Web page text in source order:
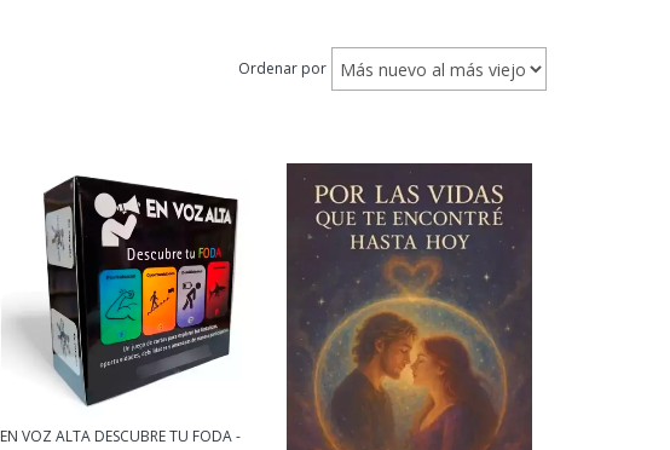
Ordenar por
EN VOZ ALTA DESCUBRE TU FODA -